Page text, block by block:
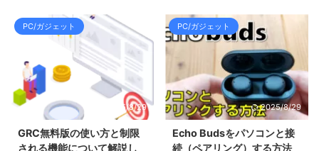
PC/ガジェット
2025/8/29
GRC無料版の使い方と制限
される機能について解説し
PC/ガジェット
2025/8/29
Echo Budsをパソコンと接
続（ペアリング）する方法